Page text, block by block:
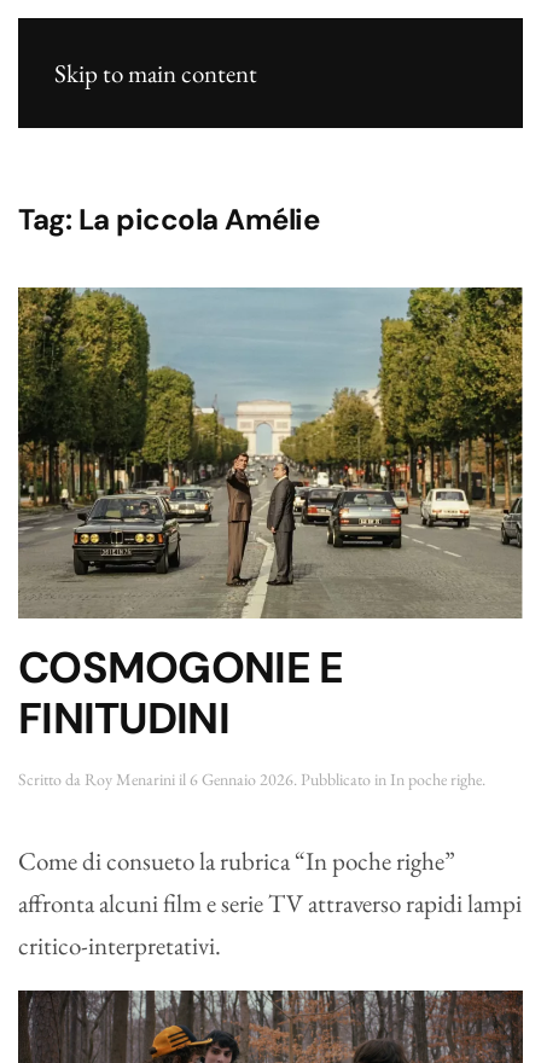
Skip to main content
Tag: La piccola Amélie
COSMOGONIE E
FINITUDINI
Scritto da Roy Menarini il6 Gennaio 2026. Pubblicato in In poche righe.
Come di consueto la rubrica “In poche righe”
affronta alcuni film e serie TV attraverso rapidi lampi
critico-interpretativi.